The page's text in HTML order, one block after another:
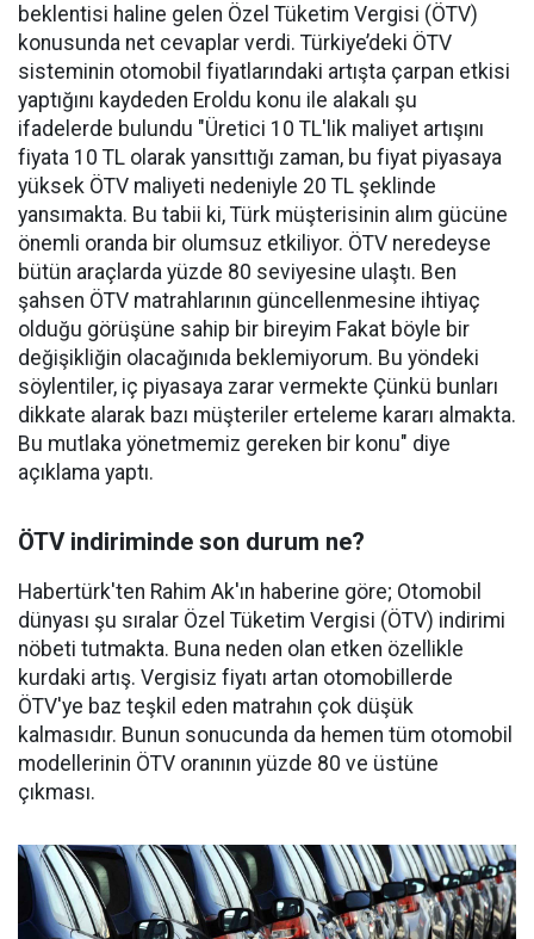
beklentisi haline gelen Özel Tüketim Vergisi (ÖTV)
konusunda net cevaplar verdi. Türkiye’deki ÖTV
sisteminin otomobil fiyatlarındaki artışta çarpan etkisi
yaptığını kaydeden Eroldu konu ile alakalı şu
ifadelerde bulundu "Üretici 10 TL'lik maliyet artışını
fiyata 10 TL olarak yansıttığı zaman, bu fiyat piyasaya
yüksek ÖTV maliyeti nedeniyle 20 TL şeklinde
yansımakta. Bu tabii ki, Türk müşterisinin alım gücüne
önemli oranda bir olumsuz etkiliyor. ÖTV neredeyse
bütün araçlarda yüzde 80 seviyesine ulaştı. Ben
şahsen ÖTV matrahlarının güncellenmesine ihtiyaç
olduğu görüşüne sahip bir bireyim Fakat böyle bir
değişikliğin olacağınıda beklemiyorum. Bu yöndeki
söylentiler, iç piyasaya zarar vermekte Çünkü bunları
dikkate alarak bazı müşteriler erteleme kararı almakta.
Bu mutlaka yönetmemiz gereken bir konu" diye
açıklama yaptı.
ÖTV indiriminde son durum ne?
Habertürk'ten Rahim Ak'ın haberine göre; Otomobil
dünyası şu sıralar Özel Tüketim Vergisi (ÖTV) indirimi
nöbeti tutmakta. Buna neden olan etken özellikle
kurdaki artış. Vergisiz fiyatı artan otomobillerde
ÖTV'ye baz teşkil eden matrahın çok düşük
kalmasıdır. Bunun sonucunda da hemen tüm otomobil
modellerinin ÖTV oranının yüzde 80 ve üstüne
çıkması.